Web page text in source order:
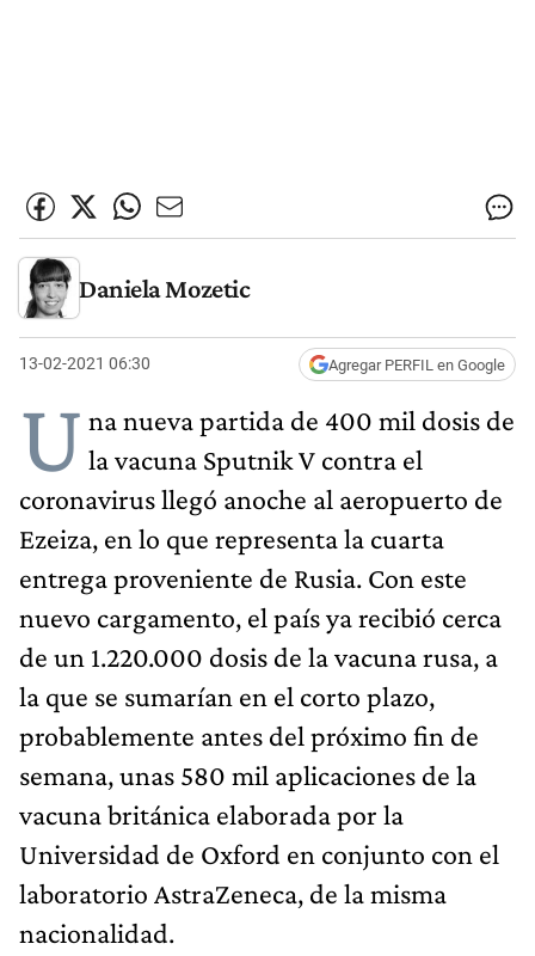
Daniela Mozetic
13-02-2021 06:30 Agregar PERFIL en Google
U na nueva partida de 400 mil dosis de
la vacuna Sputnik V contra el
coronavirus llegó anoche al aeropuerto de
Ezeiza, en lo que representa la cuarta
entrega proveniente de Rusia. Con este
nuevo cargamento, el país ya recibió cerca
de un 1.220.000 dosis de la vacuna rusa, a
la que se sumarían en el corto plazo,
probablemente antes del próximo fin de
semana, unas 580 mil aplicaciones de la
vacuna británica elaborada por la
Universidad de Oxford en conjunto con el
laboratorio AstraZeneca, de la misma
nacionalidad.